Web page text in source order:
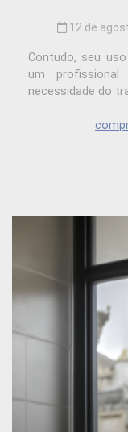
12 de
Contudo, seu
um
necessidade do